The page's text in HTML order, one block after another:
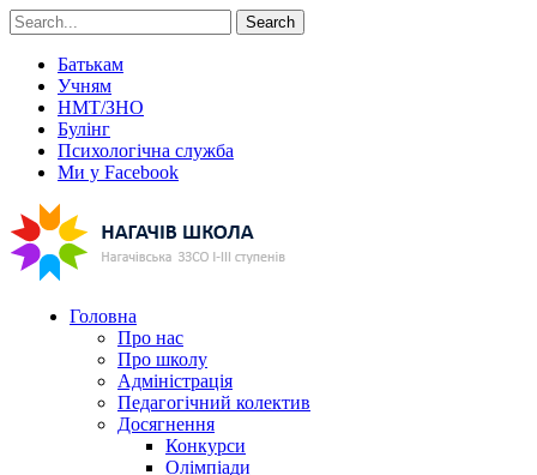
Search
Батькам
Учням
НМТ/ЗНО
Булінг
Психологічна служба
Ми у Facebook
Головна
Про нас
Про школу
Адміністрація
Педагогічний колектив
Досягнення
Конкурси
Олімпіади